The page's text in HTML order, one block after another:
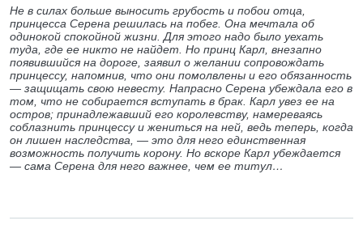
Не в силах больше выносить грубость и побои отца,
принцесса Серена решилась на побег. Она мечтала об
одинокой спокойной жизни. Для этого надо было уехать
туда, где ее никто не найдет. Но принц Карл, внезапно
появившийся на дороге, заявил о желании сопровождать
принцессу, напомнив, что они помолвлены и его обязанность
— защищать свою невесту. Напрасно Серена убеждала его в
том, что не собирается вступать в брак. Карл увез ее на
остров; принадлежавший его королевству, намереваясь
соблазнить принцессу и жениться на ней, ведь теперь, когда
он лишен наследства, — это для него единственная
возможность получить корону. Но вскоре Карл убеждается
— сама Серена для него важнее, чем ее титул…